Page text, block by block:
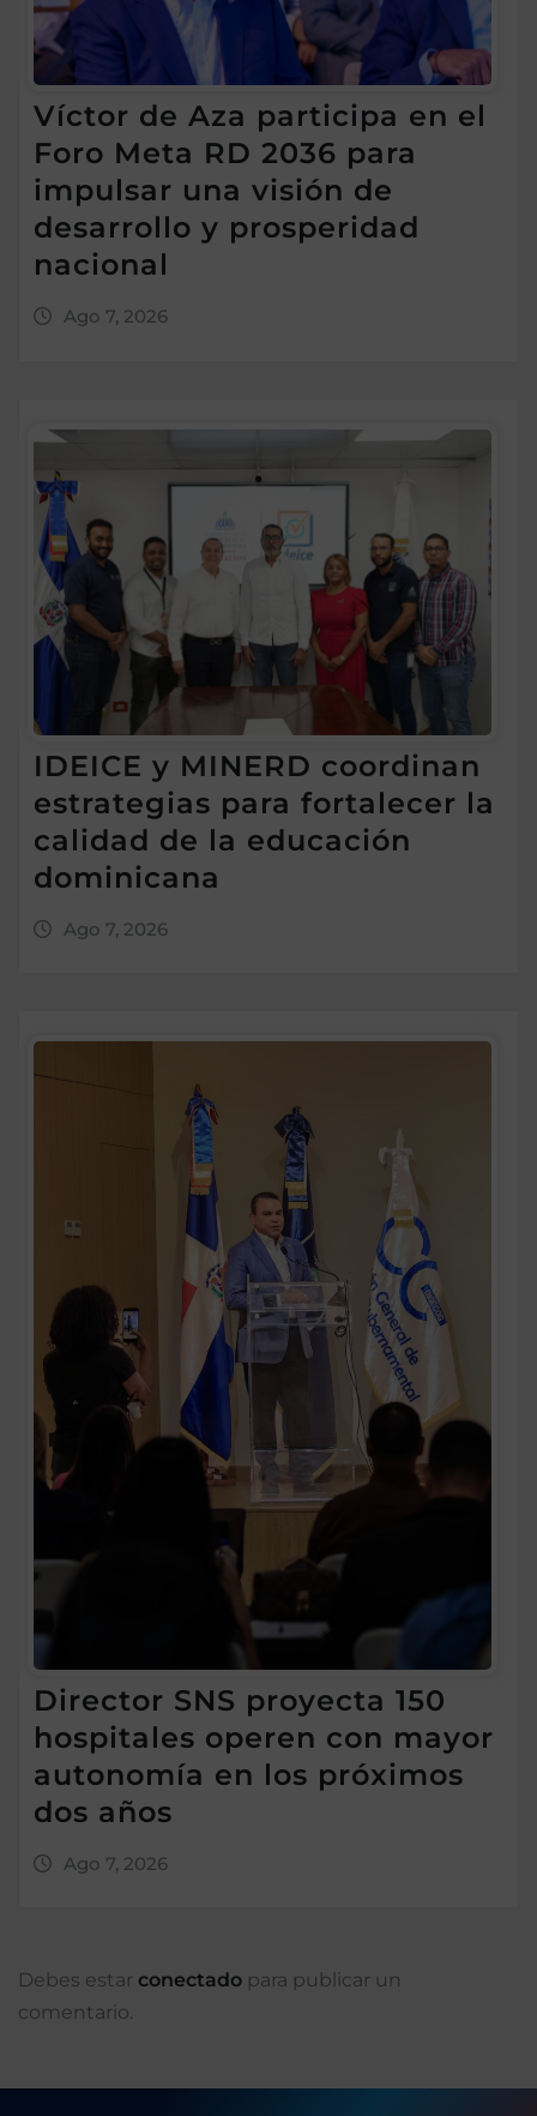
Víctor de Aza participa en el
Foro Meta RD 2036 para
impulsar una visión de
desarrollo y prosperidad
nacional
Ago 7, 2026
IDEICE y MINERD coordinan
estrategias para fortalecer la
calidad de la educación
dominicana
Ago 7, 2026
Director SNS proyecta 150
hospitales operen con mayor
autonomía en los próximos
dos años
Ago 7, 2026
Debes estar conectado para publicar un
comentario.